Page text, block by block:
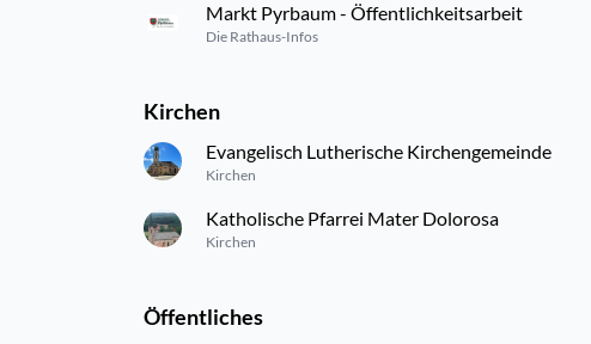
Markt Pyrbaum - Öffentlichkeitsarbeit
Die Rathaus-Infos
Kirchen
Evangelisch Lutherische Kirchengemeinde
Kirchen
Katholische Pfarrei Mater Dolorosa
Kirchen
Öffentliches